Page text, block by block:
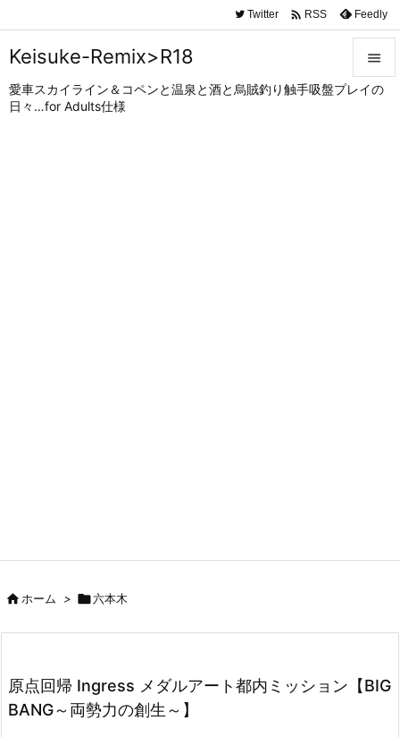
Keisuke-Remix>R18
愛車スカイライン＆コペンと温泉と酒と烏賊釣り触手吸盤プレイの
日々…for Adults仕様


Twitter  RSS Feedly
ホーム > 六本木
原点回帰 Ingress メダルアート都内ミッション【BIG
BANG～両勢力の創生～】